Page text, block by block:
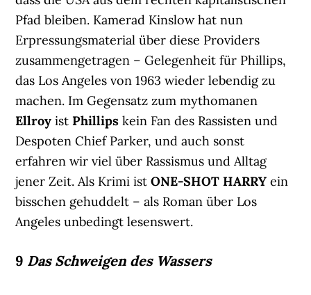
Pfad bleiben. Kamerad Kinslow hat nun
Erpressungsmaterial über diese Providers
zusammengetragen – Gelegenheit für Phillips,
das Los Angeles von 1963 wieder lebendig zu
machen. Im Gegensatz zum mythomanen
EllroyistPhillipskein Fan des Rassisten und
Despoten Chief Parker, und auch sonst
erfahren wir viel über Rassismus und Alltag
jener Zeit. Als Krimi istONE-SHOT HARRY ein
bisschen gehuddelt – als Roman über Los
Angeles unbedingt lesenswert.
9 Das Schweigen des Wassers